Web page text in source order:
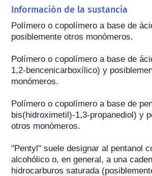
Información de la sustancia
Polímero o copolímero a base de
posiblemente otros monómeros.
Polímero o copolímero a base de
1,2-bencenicarboxílico) y
monómeros.
Polímero o copolímero a base de
bis(hidroximetil)-1,3-propanediol) y
otros monómeros.
"Pentyl" suele designar al pentanol
alcohólico o, en general, a una
hidrocarburos saturada